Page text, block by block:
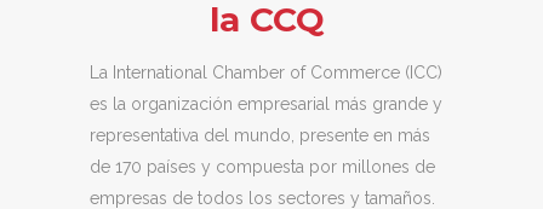
la CCQ
La International Chamber of Commerce (ICC)
es la organización empresarial más grande y
representativa del mundo, presente en más
de 170 países y compuesta por millones de
empresas de todos los sectores y tamaños.